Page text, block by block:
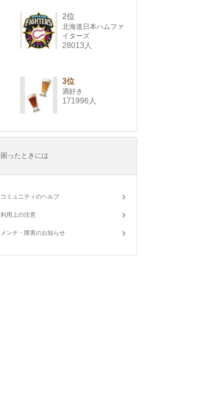
2位
北海道日本ハムファ
イターズ
28013人
3位
酒好き
171996人
困ったときには
コミュニティのヘルプ
利用上の注意
メンテ・障害のお知らせ